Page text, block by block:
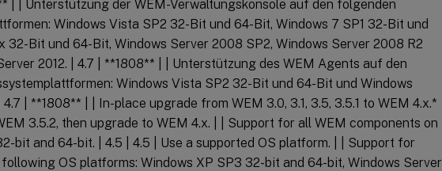
| | Unterstützung der WEM-Verwaltungskonsole auf den folgenden
Windows Vista SP2 32-Bit und 64-Bit, Windows 7 SP1 32-Bit und
32-Bit und 64-Bit, Windows Server 2008 SP2, Windows Server 2008 R2
2012. | 4.7 | **1808** | | Unterstützung des WEM Agents auf den
Windows Vista SP2 32-Bit und 64-Bit und Windows
| **1808** | | In-place upgrade from WEM 3.0, 3.1, 3.5, 3.5.1 to WEM 4.x.*
3.5.2, then upgrade to WEM 4.x. | | Support for all WEM components on
bit and 64-bit. | 4.5 | 4.5 | Use a supported OS platform. | | Support for
OS platforms: Windows XP SP3 32-bit and 64-bit, Windows Server